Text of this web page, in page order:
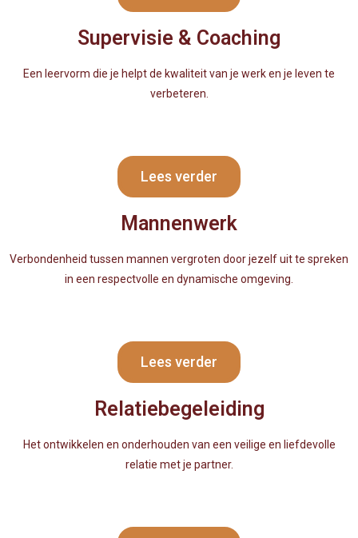
Supervisie & Coaching
Een leervorm die je helpt de kwaliteit van je werk en je leven te
verbeteren.
Lees verder
Mannenwerk
Verbondenheid tussen mannen vergroten door jezelf uit te spreken
in een respectvolle en dynamische omgeving.
Lees verder
Relatiebegeleiding
Het ontwikkelen en onderhouden van een veilige en liefdevolle
relatie met je partner.